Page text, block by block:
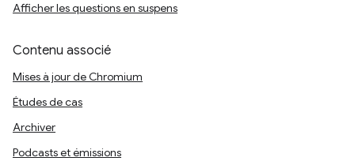
Afficher les questions en suspens
Contenu associé
Mises à jour de Chromium
Études de cas
Archiver
Podcasts et émissions